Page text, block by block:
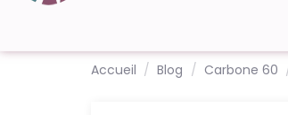
Accueil Blog Carbone 60